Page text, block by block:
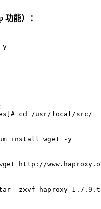
功能）：
y
# cd /usr/local/src/
install wget -y
http://
-zxvf haproxy-